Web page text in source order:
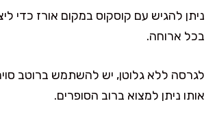
ניתן להגיש עם קוסקוס במקום אורז כדי
בכל ארוחה.
לגרסה ללא גלוטן, יש להשתמש ברוטב
אותו ניתן למצוא ברוב הסופרים.